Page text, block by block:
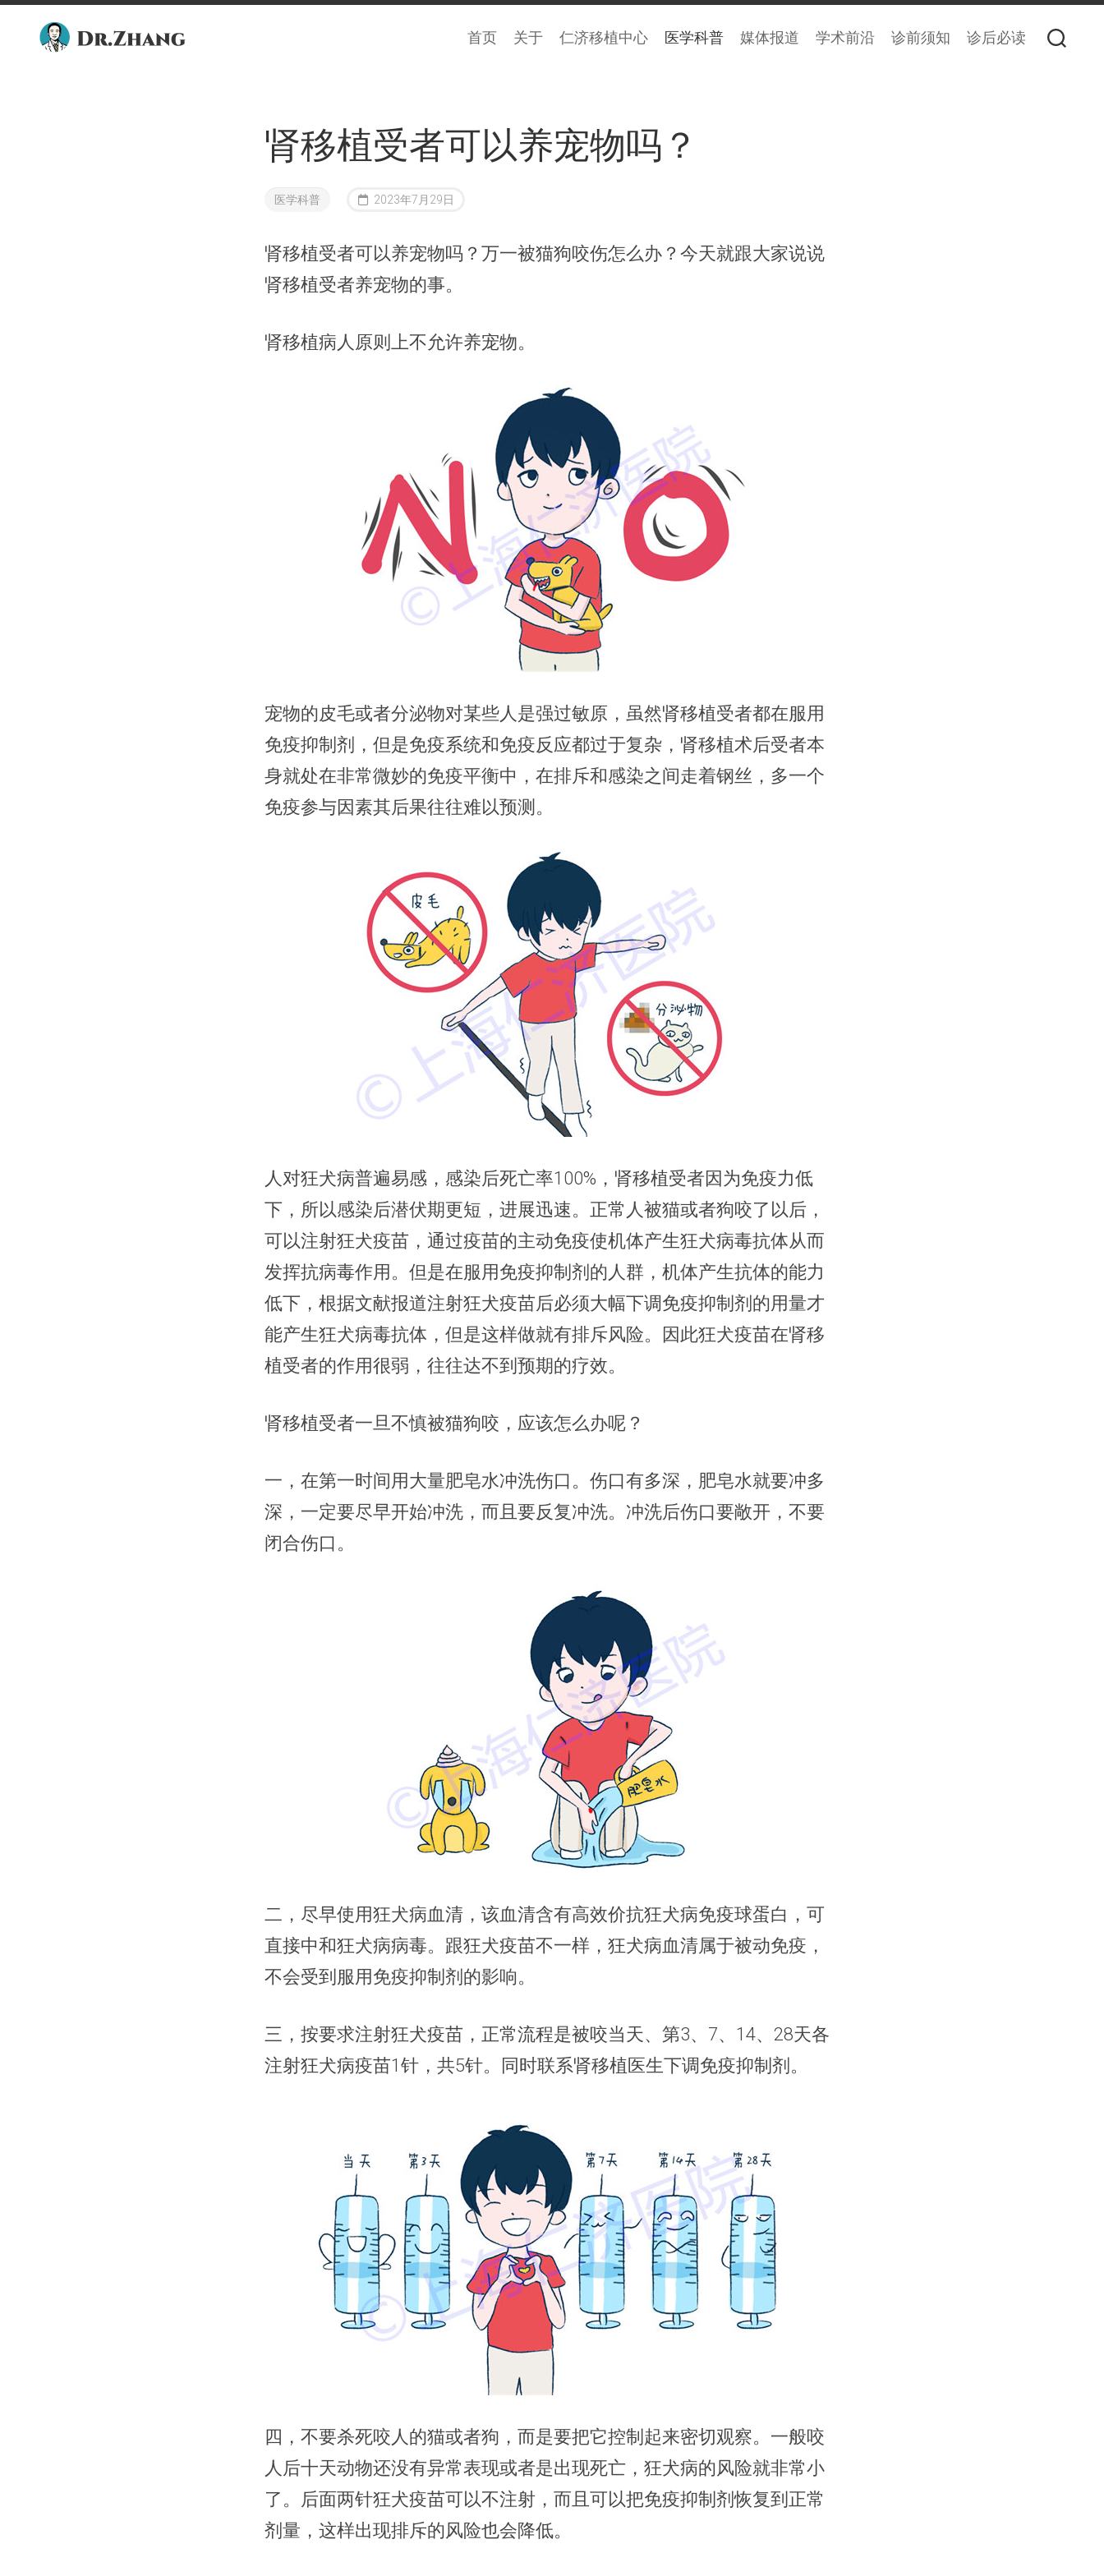
Skip
content
首页 关于 仁济移植中心 医学科普 媒体报道 学术前沿 诊前须知 诊后必读
肾移植受者可以养宠物吗？
医学科普 2023年7月29日
肾移植受者可以养宠物吗？万一被猫狗咬伤怎么办？今天就跟大家说说
肾移植受者养宠物的事。
肾移植病人原则上不允许养宠物。
宠物的皮毛或者分泌物对某些人是强过敏原，虽然肾移植受者都在服用
免疫抑制剂，但是免疫系统和免疫反应都过于复杂，肾移植术后受者本
身就处在非常微妙的免疫平衡中，在排斥和感染之间走着钢丝，多一个
免疫参与因素其后果往往难以预测。
人对狂犬病普遍易感，感染后死亡率100%，肾移植受者因为免疫力低
下，所以感染后潜伏期更短，进展迅速。正常人被猫或者狗咬了以后，
可以注射狂犬疫苗，通过疫苗的主动免疫使机体产生狂犬病毒抗体从而
发挥抗病毒作用。但是在服用免疫抑制剂的人群，机体产生抗体的能力
低下，根据文献报道注射狂犬疫苗后必须大幅下调免疫抑制剂的用量才
能产生狂犬病毒抗体，但是这样做就有排斥风险。因此狂犬疫苗在肾移
植受者的作用很弱，往往达不到预期的疗效。
肾移植受者一旦不慎被猫狗咬，应该怎么办呢？
一，在第一时间用大量肥皂水冲洗伤口。伤口有多深，肥皂水就要冲多
深，一定要尽早开始冲洗，而且要反复冲洗。冲洗后伤口要敞开，不要
闭合伤口。
二，尽早使用狂犬病血清，该血清含有高效价抗狂犬病免疫球蛋白，可
直接中和狂犬病病毒。跟狂犬疫苗不一样，狂犬病血清属于被动免疫，
不会受到服用免疫抑制剂的影响。
三，按要求注射狂犬疫苗，正常流程是被咬当天、第3、7、14、28天各
注射狂犬病疫苗1针，共5针。同时联系肾移植医生下调免疫抑制剂。
四，不要杀死咬人的猫或者狗，而是要把它控制起来密切观察。一般咬
人后十天动物还没有异常表现或者是出现死亡，狂犬病的风险就非常小
了。后面两针狂犬疫苗可以不注射，而且可以把免疫抑制剂恢复到正常
剂量，这样出现排斥的风险也会降低。